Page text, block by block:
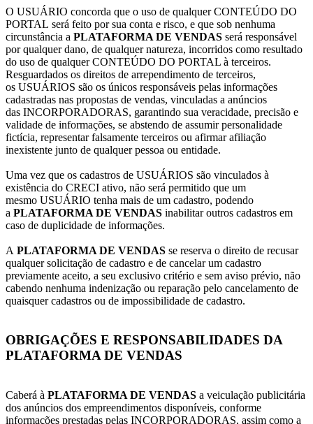
O USUÁRIO concorda que o uso de qualquer CONTEÚDO DO
PORTAL será feito por sua conta e risco, e que sob nenhuma
circunstância a PLATAFORMA DE VENDAS será responsável
por qualquer dano, de qualquer natureza, incorridos como resultado
do uso de qualquer CONTEÚDO DO PORTAL à terceiros.
Resguardados os direitos de arrependimento de terceiros,
os USUÁRIOS são os únicos responsáveis pelas informações
cadastradas nas propostas de vendas, vinculadas a anúncios
das INCORPORADORAS, garantindo sua veracidade, precisão e
validade de informações, se abstendo de assumir personalidade
fictícia, representar falsamente terceiros ou afirmar afiliação
inexistente junto de qualquer pessoa ou entidade.
Uma vez que os cadastros de USUÁRIOS são vinculados à
existência do CRECI ativo, não será permitido que um
mesmo USUÁRIO tenha mais de um cadastro, podendo
a PLATAFORMA DE VENDAS inabilitar outros cadastros em
caso de duplicidade de informações.
A PLATAFORMA DE VENDAS se reserva o direito de recusar
qualquer solicitação de cadastro e de cancelar um cadastro
previamente aceito, a seu exclusivo critério e sem aviso prévio, não
cabendo nenhuma indenização ou reparação pelo cancelamento de
quaisquer cadastros ou de impossibilidade de cadastro.
OBRIGAÇÕES E RESPONSABILIDADES DA
PLATAFORMA DE VENDAS
Caberá à PLATAFORMA DE VENDAS a veiculação publicitária
dos anúncios dos empreendimentos disponíveis, conforme
informações prestadas pelas INCORPORADORAS, assim como a